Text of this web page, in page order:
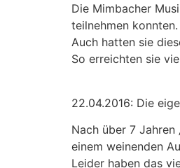
Die Mimbacher
teilnehmen konnten.
Auch hatten sie
So erreichten sie
22.04.2016: Die
Nach über 7
einem weinenden
Leider haben das